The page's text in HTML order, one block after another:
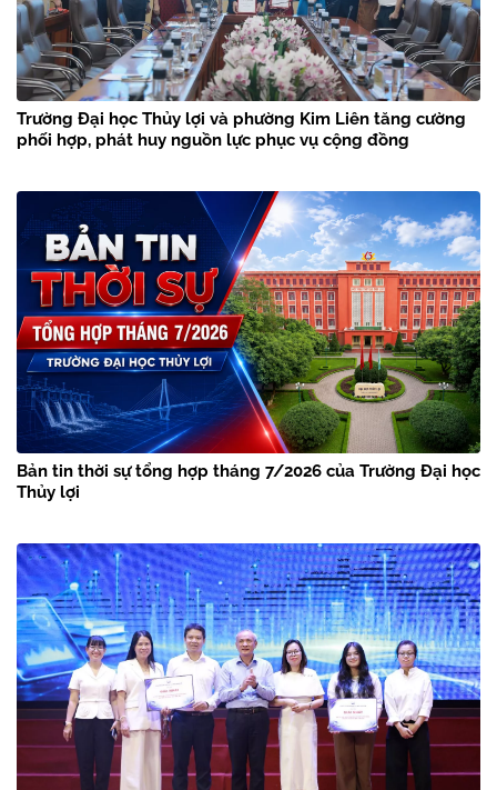
Trường Đại học Thủy lợi và phường Kim Liên tăng cường
phối hợp, phát huy nguồn lực phục vụ cộng đồng
Bản tin thời sự tổng hợp tháng 7/2026 của Trường Đại học
Thủy lợi